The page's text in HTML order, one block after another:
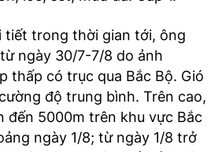
tiết trong thời gian tới, ông
ngày 30/7-7/8 do ảnh
thấp có trục qua Bắc Bộ. Gió
độ trung bình. Trên cao,
đến 5000m trên khu vực Bắc
ngày 1/8; từ ngày 1/8 trở